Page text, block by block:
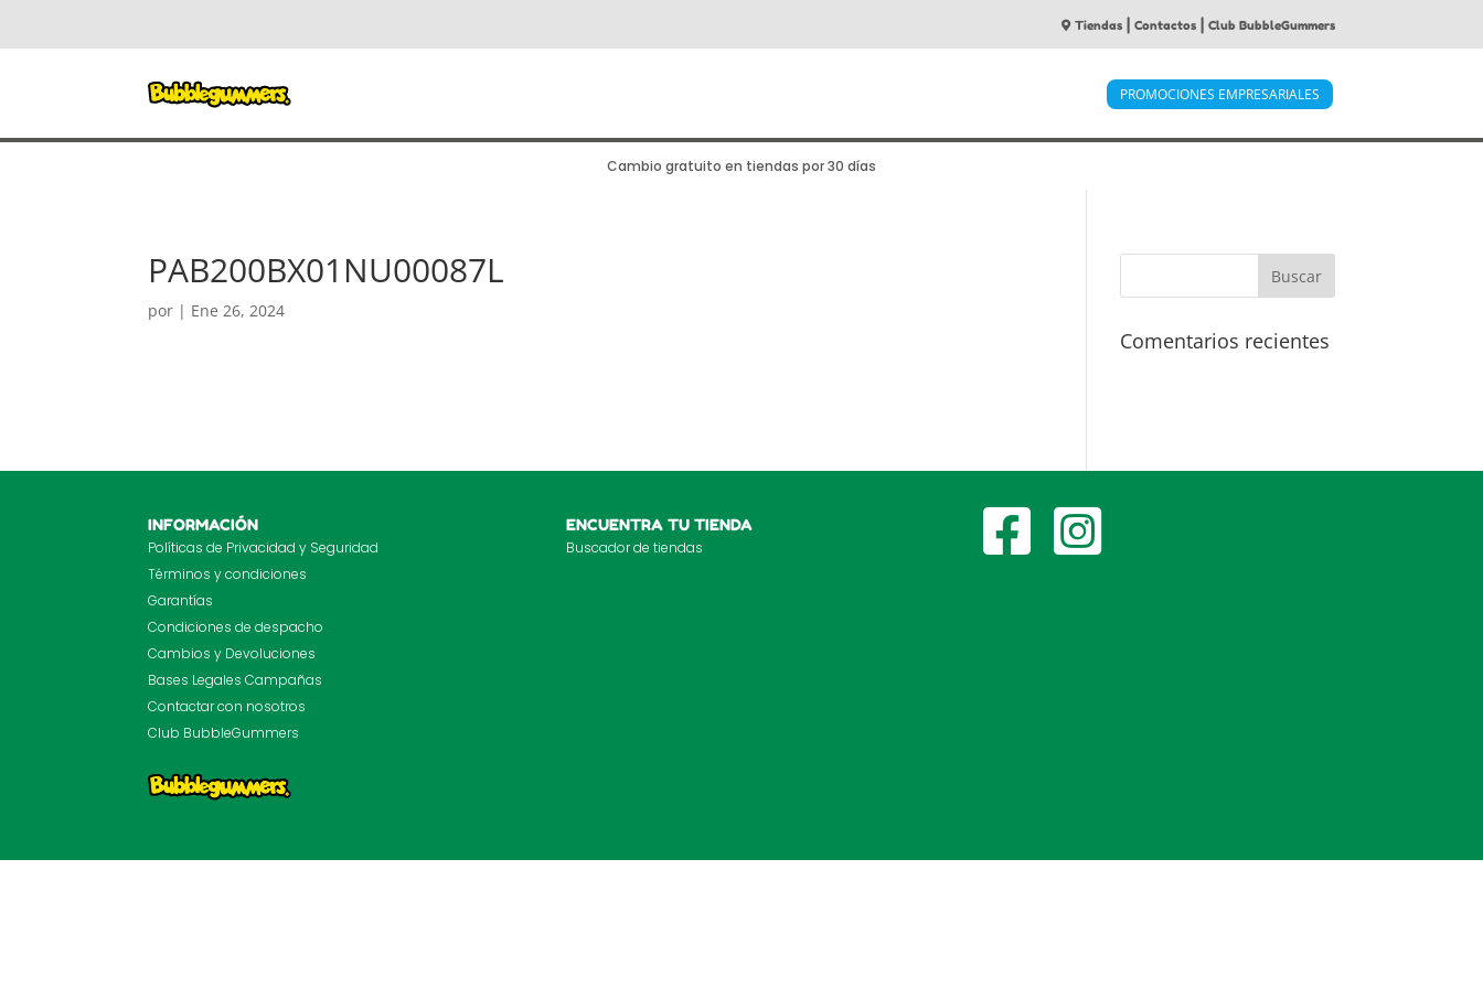
Tiendas| Contactos| Club BubbleGummers
PROMOCIONES EMPRESARIALES
Cambio gratuito en tiendas por 30 días
PAB200BX01NU00087L
por | Ene 26, 2024
Comentarios recientes
INFORMACIÓN
Políticas de Privacidad y Seguridad
Términos y condiciones
Garantías
Condiciones de despacho
Cambios y Devoluciones
Bases Legales Campañas
Contactar con nosotros
Club BubbleGummers
ENCUENTRA TU TIENDA
Buscador de tiendas